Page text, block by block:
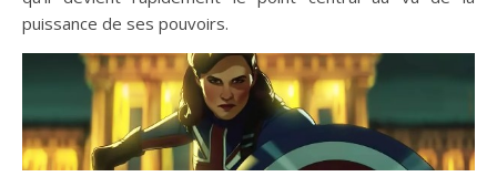
puissance de ses pouvoirs.